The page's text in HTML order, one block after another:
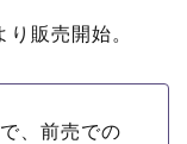
販売開始。
、前売での